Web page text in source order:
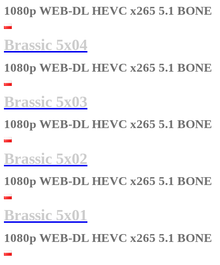
1080p WEB-DL HEVC x265 5.1 BONE
Brassic 5x04
1080p WEB-DL HEVC x265 5.1 BONE
Brassic 5x03
1080p WEB-DL HEVC x265 5.1 BONE
Brassic 5x02
1080p WEB-DL HEVC x265 5.1 BONE
Brassic 5x01
1080p WEB-DL HEVC x265 5.1 BONE